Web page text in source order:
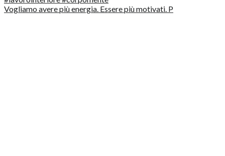
Vogliamo avere più energia. Essere più motivati. P